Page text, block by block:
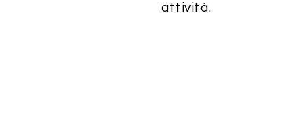
attività.